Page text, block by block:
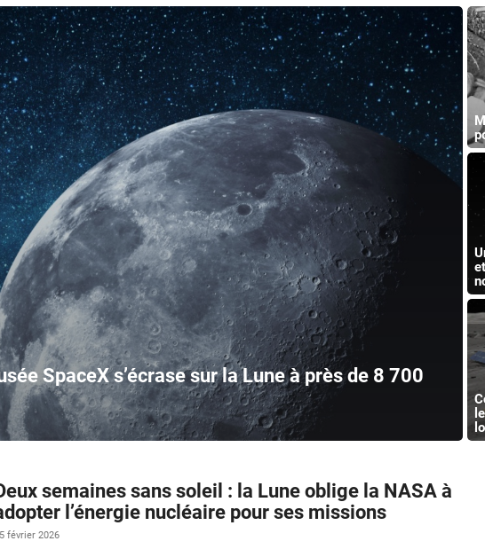
SpaceX s’écrase sur la Lune à près de 8 700
semaines sans soleil : la Lune oblige la NASA à
l’énergie nucléaire pour ses missions
février 2026